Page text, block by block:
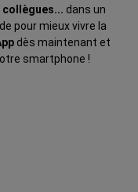
collègues... dans un
pour mieux vivre la
dès maintenant et
smartphone !